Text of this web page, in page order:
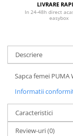
LIVRARE
In 24-48h direct
easybox
Descriere
Sapca femei PUMA
Informatii
Caracteristici
Review-uri(0)